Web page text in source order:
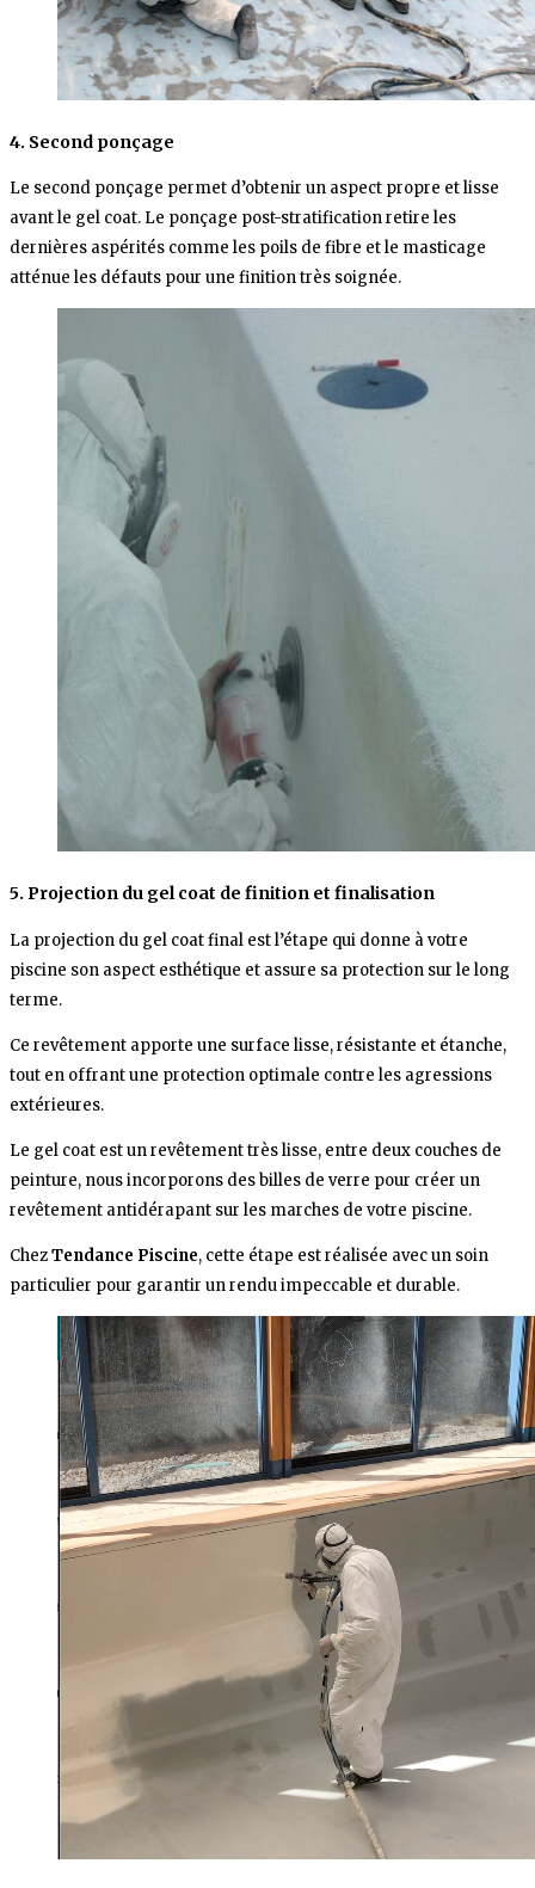
4. Second ponçage
Le second ponçage permet d’obtenir un aspect propre et lisse
avant le gel coat. Le ponçage post-stratification retire les
dernières aspérités comme les poils de fibre et le masticage
atténue les défauts pour une finition très soignée.
5. Projection du gel coat de finition et finalisation
La projection du gel coat final est l’étape qui donne à votre
piscine son aspect esthétique et assure sa protection sur le long
terme.
Ce revêtement apporte une surface lisse, résistante et étanche,
tout en offrant une protection optimale contre les agressions
extérieures.
Le gel coat est un revêtement très lisse, entre deux couches de
peinture, nous incorporons des billes de verre pour créer un
revêtement antidérapant sur les marches de votre piscine.
ChezTendance Piscine, cette étape est réalisée avec un soin
particulier pour garantir un rendu impeccable et durable.